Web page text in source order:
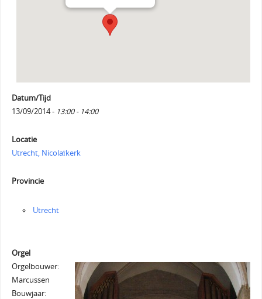
Datum/Tijd
13/09/2014 - 13:00 - 14:00
Locatie
Utrecht, Nicolaïkerk
Provincie
Utrecht
Orgel
Orgelbouwer:
Marcussen
Bouwjaar: